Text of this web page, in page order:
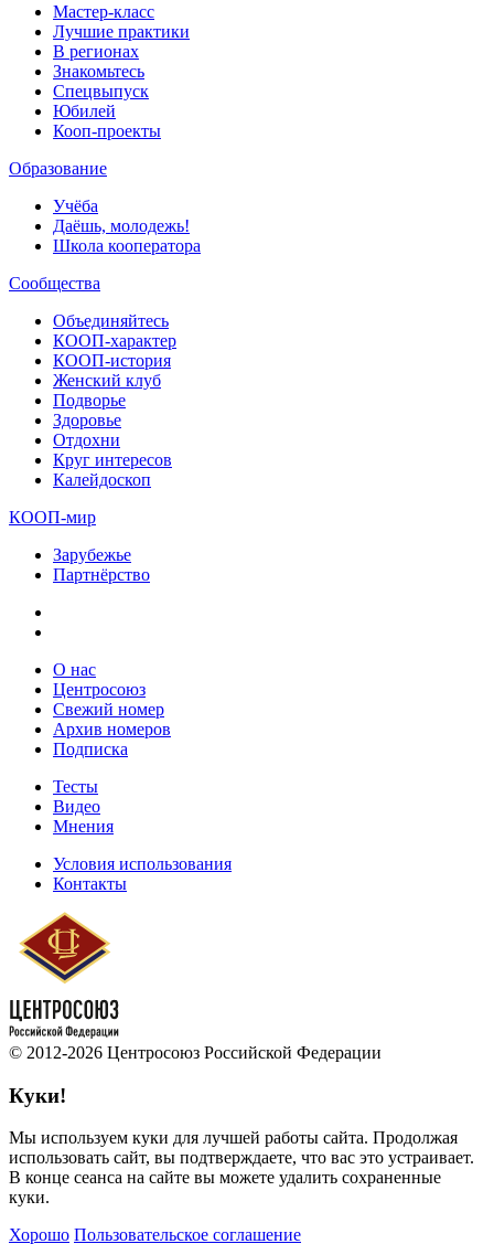
Мастер-класс
Лучшие практики
В регионах
Знакомьтесь
Спецвыпуск
Юбилей
Кооп-проекты
Образование
Учёба
Даёшь, молодежь!
Школа кооператора
Сообщества
Объединяйтесь
КООП-характер
КООП-история
Женский клуб
Подворье
Здоровье
Отдохни
Круг интересов
Калейдоскоп
КООП-мир
Зарубежье
Партнёрство
О нас
Центросоюз
Свежий номер
Архив номеров
Подписка
Тесты
Видео
Мнения
Условия использования
Контакты
© 2012-2026 Центросоюз Российской Федерации
Куки!
Мы используем куки для лучшей работы сайта. Продолжая
использовать сайт, вы подтверждаете, что вас это устраивает.
В конце сеанса на сайте вы можете удалить сохраненные
куки.
Хорошо Пользовательское соглашение